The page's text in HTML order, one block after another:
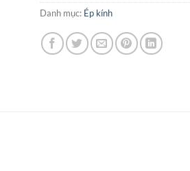
Danh mục: Ép kính